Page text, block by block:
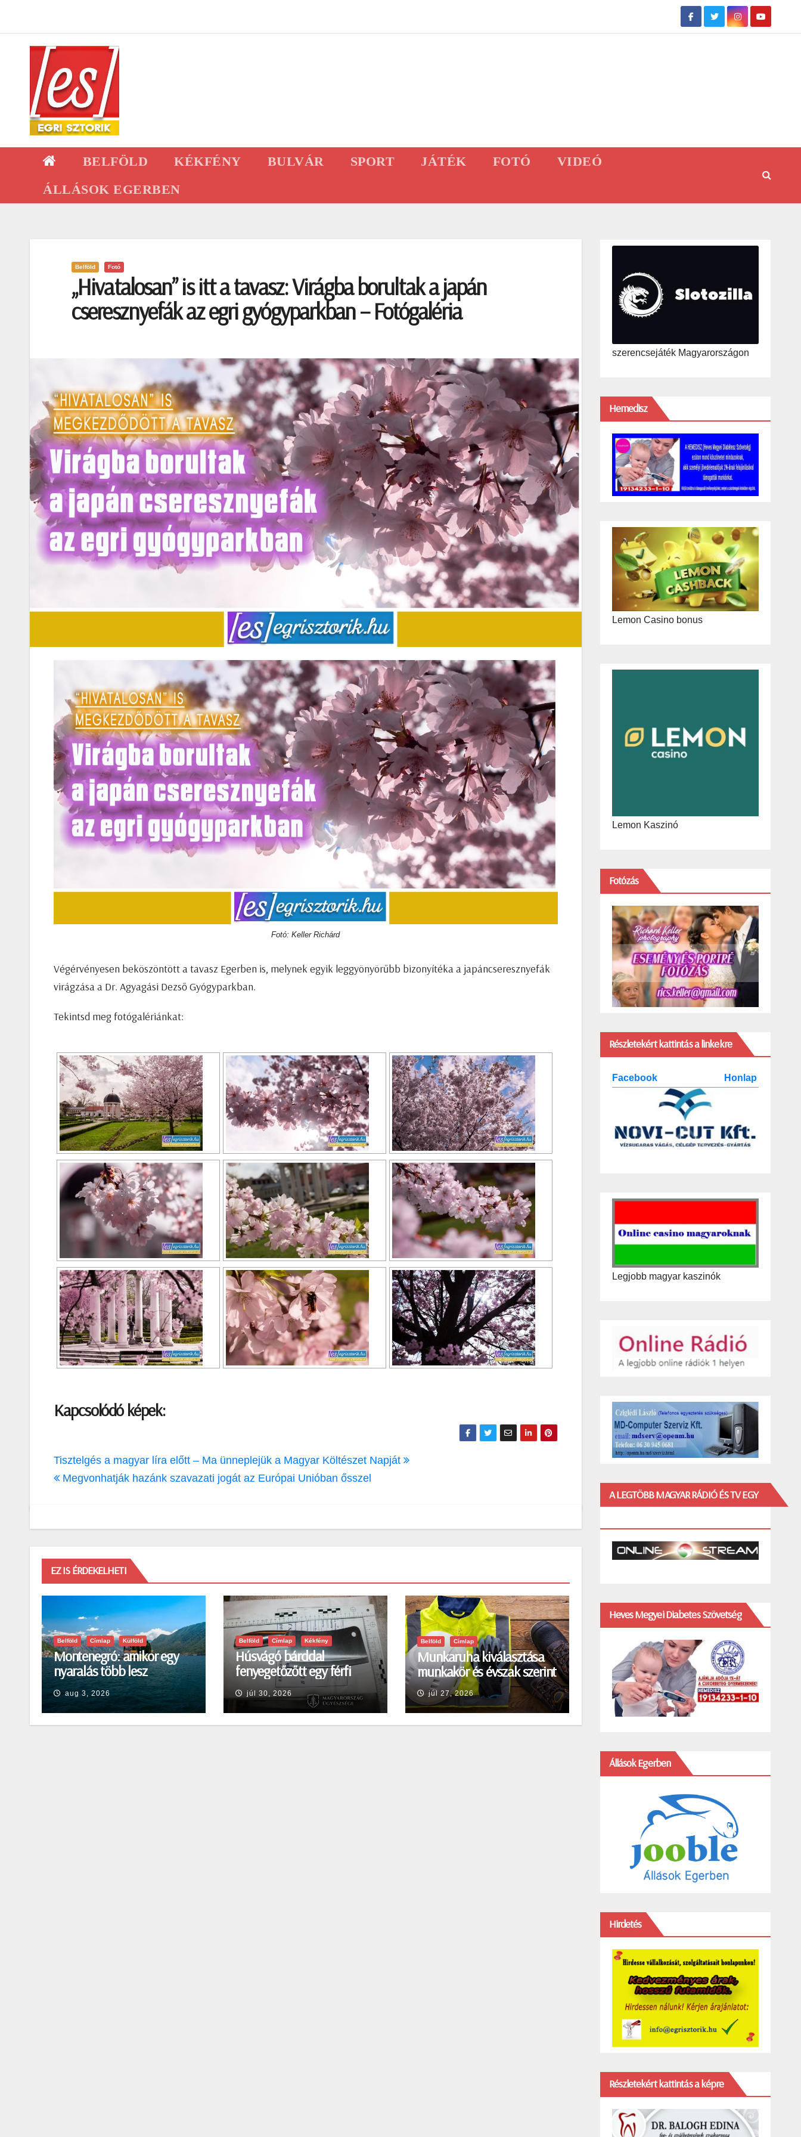
content
BELFÖLD KÉKFÉNY BULVÁR SPORT JÁTÉK FOTÓ
VIDEÓ
ÁLLÁSOK EGERBEN
Belföld Fotó
„Hivatalosan” is itt a tavasz: Virágba borultak a japán
cseresznyefák az egri gyógyparkban – Fotógaléria
Fotó: Keller Richárd
Végérvényesen beköszöntött a tavasz Egerben is, melynek egyik leggyönyörűbb bizonyítéka a japáncseresznyefák
virágzása a Dr. Agyagási Dezső Gyógyparkban.
Tekintsd meg fotógalériánkat:
Kapcsolódó képek:
Bejegyzés
navigáció
Tisztelgés a magyar líra előtt – Ma ünneplejük a Magyar Költészet Napját
Megvonhatják hazánk szavazati jogát az Európai Unióban ősszel
EZ IS ÉRDEKELHETI
Belföld Címlap Külföld
Montenegró: amikor egy
nyaralás több lesz
egyszerű pihenésnél
aug 3, 2026
Belföld Címlap Kékfény
Húsvágó bárddal
fenyegetőzőtt egy férfi
Egerben
júl 30, 2026
Belföld Címlap
Munkaruha kiválasztása
munkakör és évszak szerint
júl 27, 2026
szerencsejáték Magyarországon
Hemedisz
Lemon Casino bonus
Lemon Kaszinó
Fotózás
Részletekért kattintás a linkekre
Facebook Honlap
Legjobb magyar kaszinók
A LEGTÖBB MAGYAR RÁDIÓ ÉS TV EGY
Heves Megyei Diabetes Szövetség
Állások Egerben
Hirdetés
Részletekért kattintás a képre